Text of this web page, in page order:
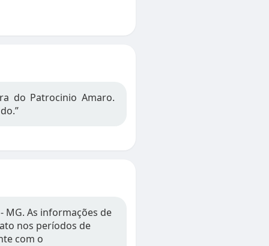
do Patrocinio Amaro.
As informações de
nos períodos de
com o